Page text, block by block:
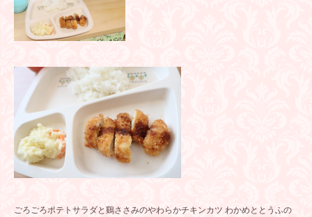
ごろごろポテトサラダと鷄ささみのやわらかチキンカツ わかめととうふの